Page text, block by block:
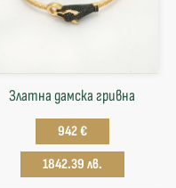
Златна дамска гривна
942 €
1842.39 лв.